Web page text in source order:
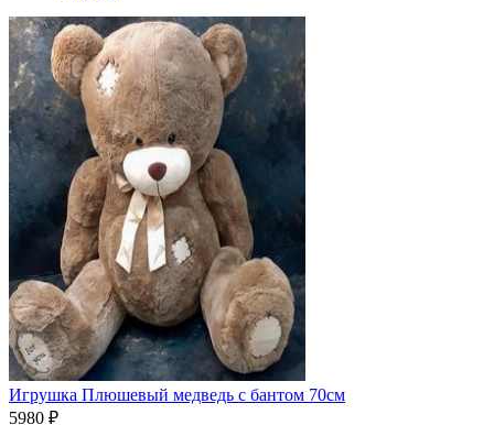
Игрушка Плюшевый медведь с бантом 70см
5980 ₽